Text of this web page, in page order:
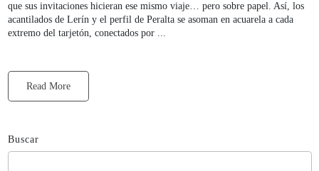
que sus invitaciones hicieran ese mismo viaje… pero sobre papel. Así, los
acantilados de Lerín y el perfil de Peralta se asoman en acuarela a cada
extremo del tarjetón, conectados por ...
Read More
Buscar